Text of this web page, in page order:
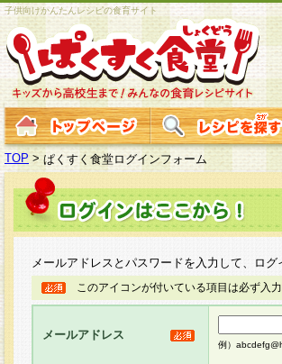
子供向けかんたんレシピの食育サイト
TOP > ぱくすく食堂ログインフォーム
メールアドレスとパスワードを入力して、ログ
このアイコンが付いている項目は必ず入力
メールアドレス
例）